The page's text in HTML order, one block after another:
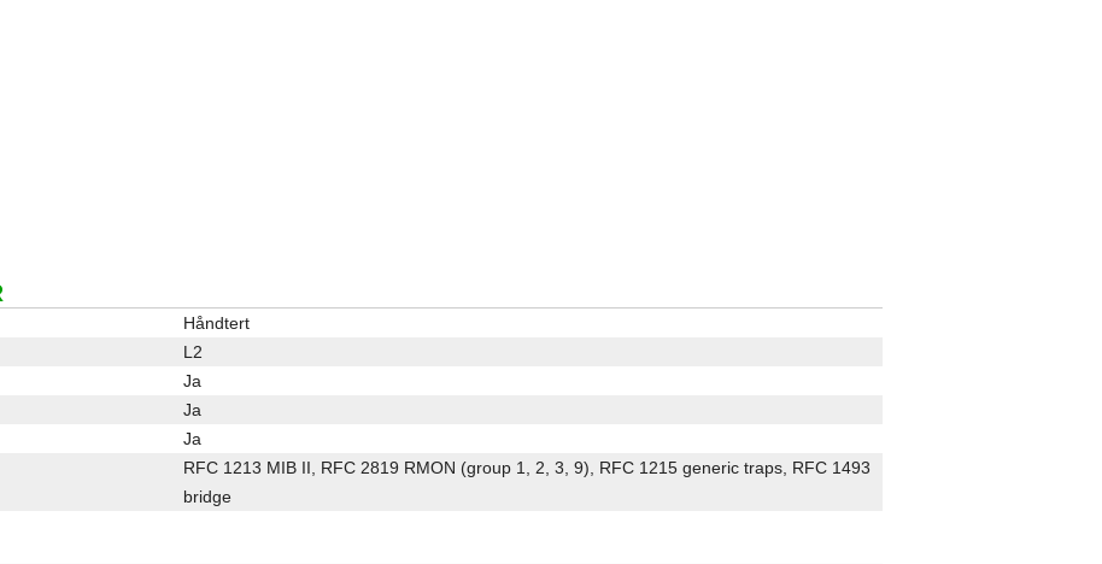
Håndtert
L2
Ja
Ja
Ja
RFC 1213 MIB II, RFC 2819 RMON (group 1, 2, 3, 9), RFC 1215 generic traps, RFC 1493
bridge